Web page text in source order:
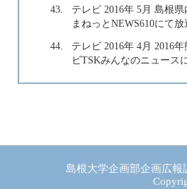
43.
テレビ 2016年 5月 島根
まねっとNEWS610にて放
44.
テレビ 2016年 4月 2016
ビTSKみんなのニュース
島根大学企画部企画広報